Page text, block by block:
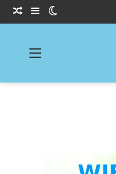
Willekeurig Artikel
Sidebar